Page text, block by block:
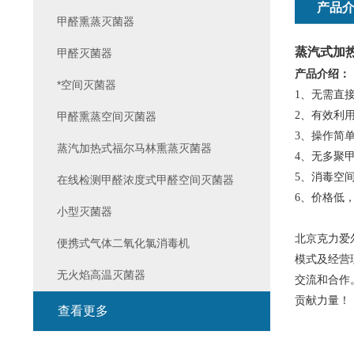
产品
蒸汽式加
产品介绍：
1、无需直
2、有效利
3、操作简
4、无多聚
5、消毒空
6、价格低
北京克力爱
模式及经营
交流和合作
贡献力量！
甲醛熏蒸灭菌器
甲醛灭菌器
*空间灭菌器
甲醛熏蒸空间灭菌器
蒸汽加热式福尔马林熏蒸灭菌器
在线检测甲醛浓度式甲醛空间灭菌器
小型灭菌器
便携式气体二氧化氯消毒机
无火焰高温灭菌器
查看更多